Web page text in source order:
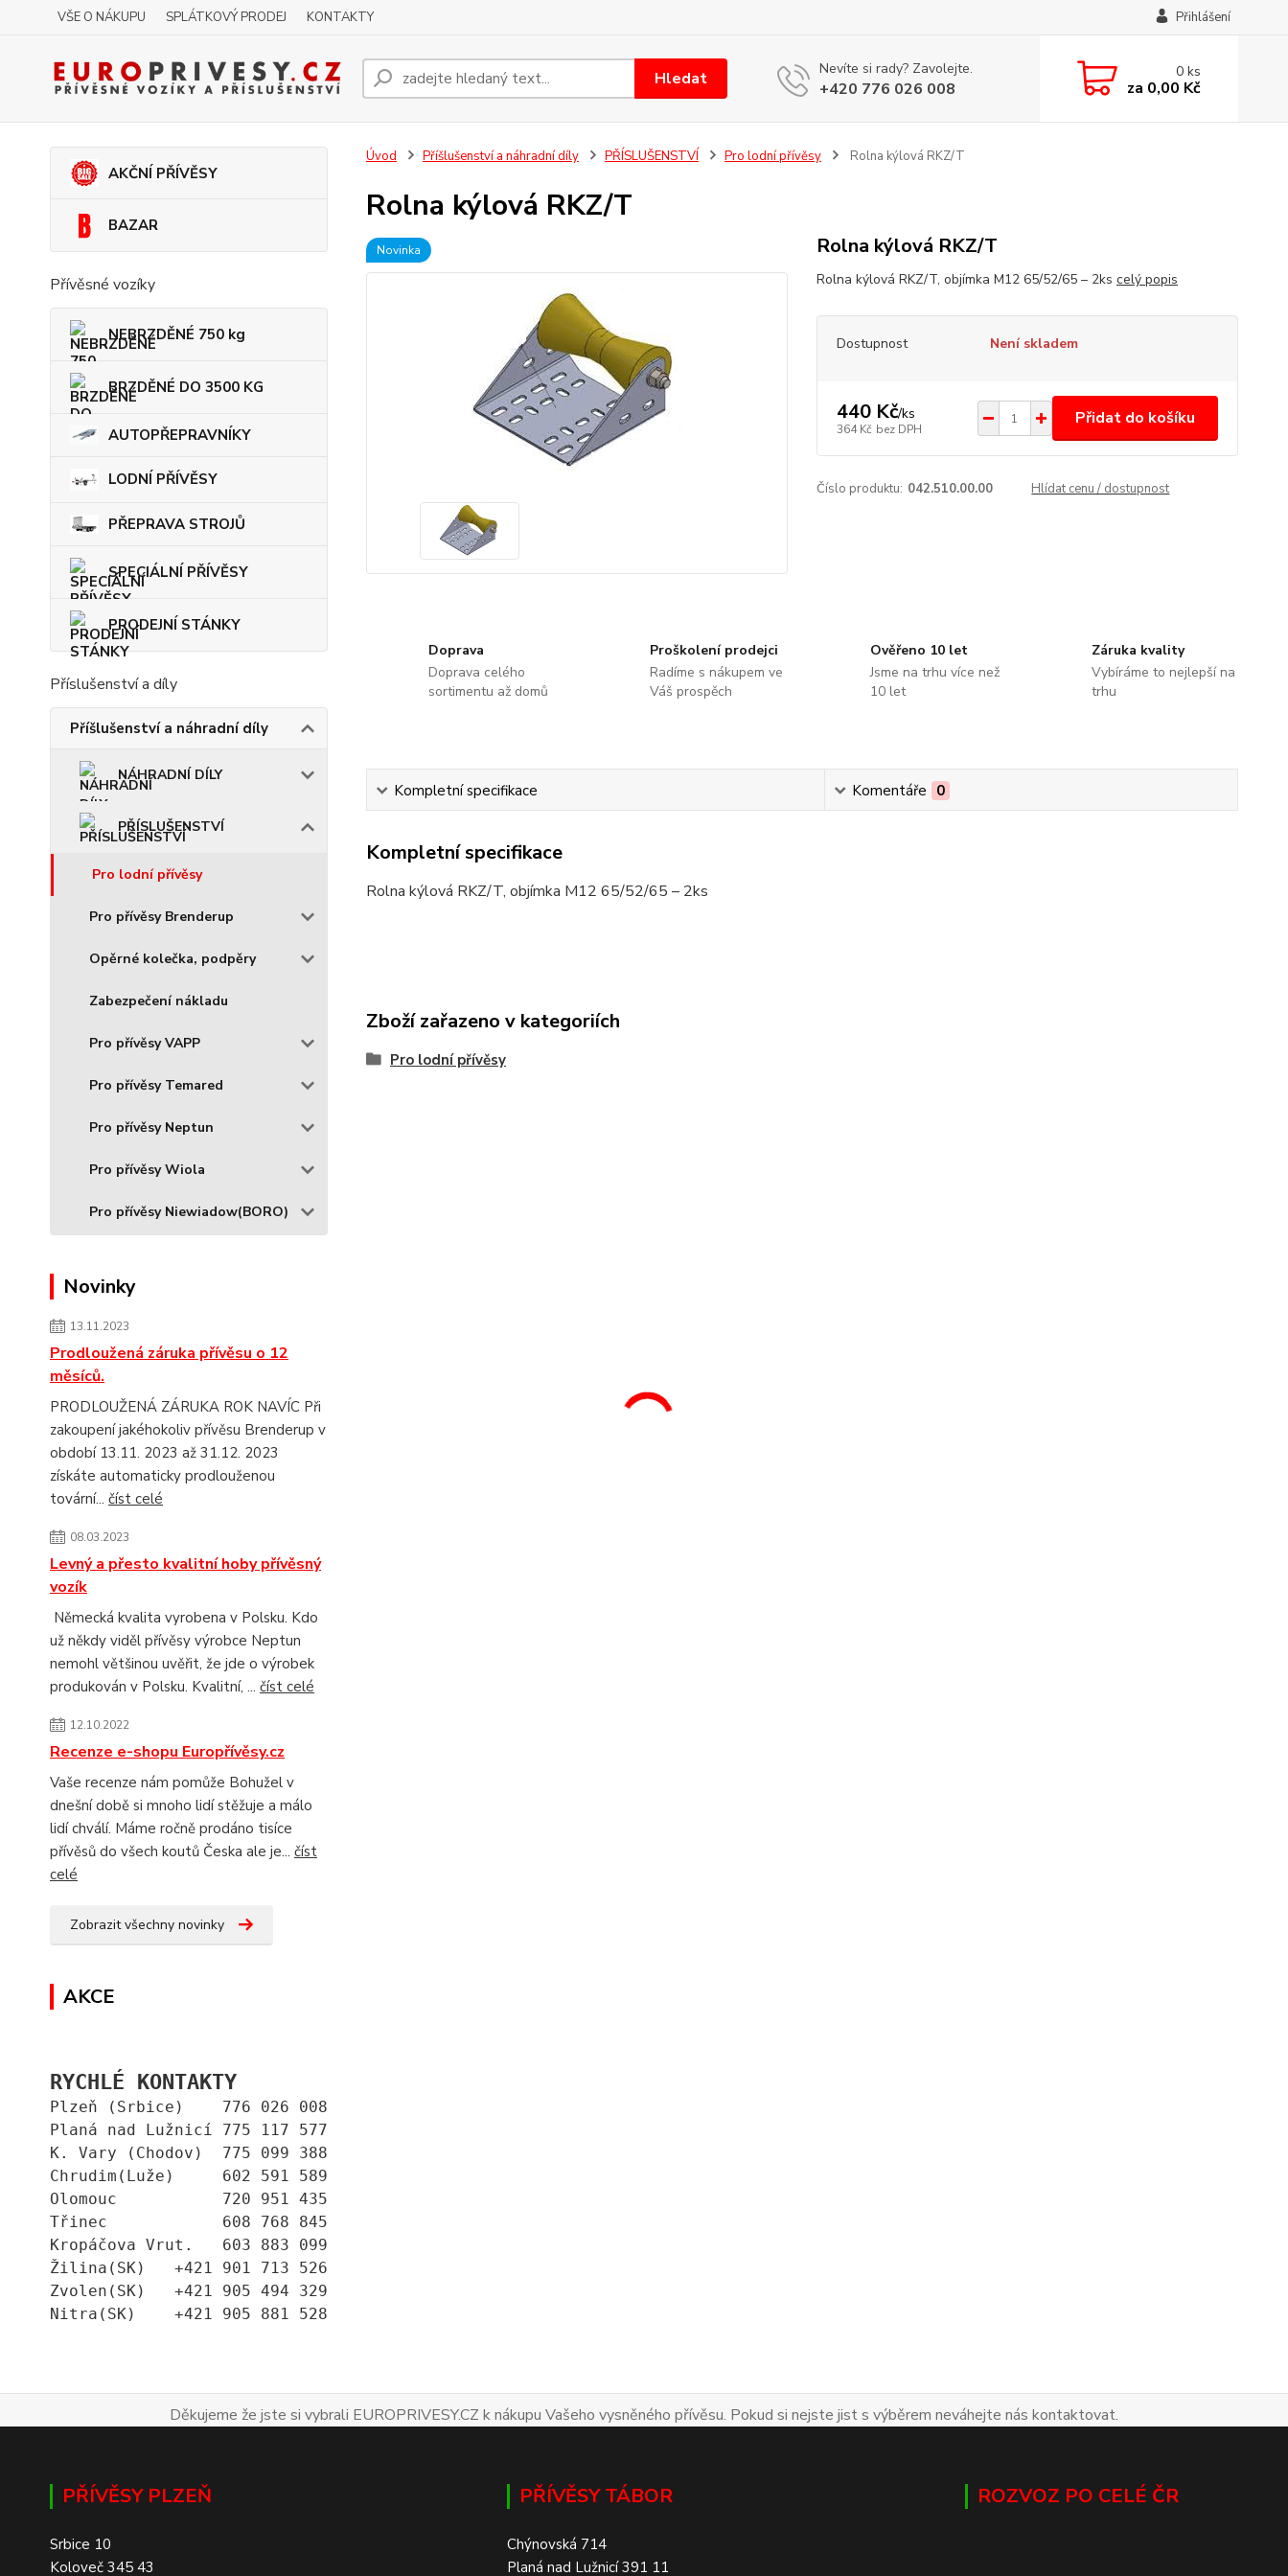
VŠE O NÁKUPU SPLÁTKOVÝ PRODEJ KONTAKTY Přihlášení
Hledat Nevíte si rady? Zavolejte.
+420 776 026 008
0ks
za 0,00 Kč
AKČNÍ PŘÍVĚSY
BAZAR
Přívěsné vozíky
NEBRZDĚNÉ 750 kg
BRZDĚNÉ DO 3500 KG
AUTOPŘEPRAVNÍKY
LODNÍ PŘÍVĚSY
PŘEPRAVA STROJŮ
SPECIÁLNÍ PŘÍVĚSY
PRODEJNÍ STÁNKY
Příslušenství a díly
Příšlušenství a náhradní díly
NÁHRADNÍ DÍLY
PŘÍSLUŠENSTVÍ
Pro lodní přívěsy
Pro přívěsy Brenderup
Opěrné kolečka, podpěry
Zabezpečení nákladu
Pro přívěsy VAPP
Pro přívěsy Temared
Pro přívěsy Neptun
Pro přívěsy Wiola
Pro přívěsy Niewiadow(BORO)
Novinky
13.11.2023
Prodloužená záruka přívěsu o 12
měsíců.
PRODLOUŽENÁ ZÁRUKA ROK NAVÍC Při
zakoupení jakéhokoliv přívěsu Brenderup v
období 13.11. 2023 až 31.12. 2023
získáte automaticky prodlouženou
tovární... číst celé
08.03.2023
Levný a přesto kvalitní hoby přívěsný
vozík
Německá kvalita vyrobena v Polsku. Kdo
už někdy viděl přívěsy výrobce Neptun
nemohl většinou uvěřit, že jde o výrobek
produkován v Polsku. Kvalitní, ... číst celé
12.10.2022
Recenze e-shopu Europřívěsy.cz
Vaše recenze nám pomůže Bohužel v
dnešní době si mnoho lidí stěžuje a málo
lidí chválí. Máme ročně prodáno tisíce
přívěsů do všech koutů Česka ale je... číst
celé
Zobrazit všechny novinky
AKCE
RYCHLÉ KONTAKTY
Plzeň (Srbice)    776 026 008
Planá nad Lužnicí 775 117 577
K. Vary (Chodov)  775 099 388
Chrudim(Luže)     602 591 589
Olomouc           720 951 435
Třinec            608 768 845
Kropáčova Vrut.   603 883 099
Žilina(SK)   +421 901 713 526
Zvolen(SK)   +421 905 494 329
Nitra(SK)    +421 905 881 528
Úvod Příšlušenství a náhradní díly PŘÍSLUŠENSTVÍ Pro lodní přívěsy Rolna kýlová RKZ/T
Rolna kýlová RKZ/T
Novinka Rolna kýlová RKZ/T
Rolna kýlová RKZ/T, objímka M12 65/52/65 – 2ks celý popis
Dostupnost Není skladem
440 Kč/ks
364 Kč bez DPH
Přidat do košíku
Číslo produktu: 042.510.00.00 Hlídat cenu / dostupnost
Doprava
Doprava celého
sortimentu až domů
Proškolení prodejci
Radíme s nákupem ve
Váš prospěch
Ověřeno 10 let
Jsme na trhu více než
10 let
Záruka kvality
Vybíráme to nejlepší na
trhu
Kompletní specifikace Komentáře 0
Kompletní specifikace
Rolna kýlová RKZ/T, objímka M12 65/52/65 – 2ks
Zboží zařazeno v kategoriích
Pro lodní přívěsy
Děkujeme že jste si vybrali EUROPRIVESY.CZ k nákupu Vašeho vysněného přívěsu. Pokud si nejste jist s výběrem neváhejte nás kontaktovat.
PŘÍVĚSY PLZEŇ
Srbice 10
Koloveč 345 43
PŘÍVĚSY TÁBOR
Chýnovská 714
Planá nad Lužnicí 391 11
ROZVOZ PO CELÉ ČR